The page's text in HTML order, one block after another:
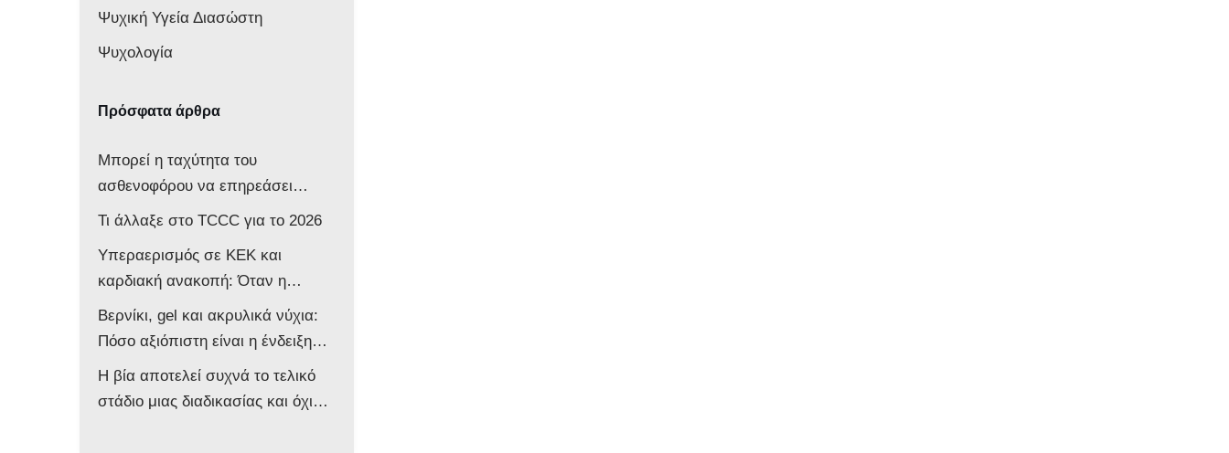
Ψυχική Υγεία Διασώστη
Ψυχολογία
Πρόσφατα άρθρα
Μπορεί η ταχύτητα του
ασθενοφόρου να επηρεάσει
νευρολογικά ένα βρέφος;
Τι άλλαξε στο TCCC για το 2026
Υπεραερισμός σε ΚΕΚ και
καρδιακή ανακοπή: Όταν η
επιθετική αντιμετώπιση βλάπτει
τον ασθενή
Βερνίκι, gel και ακρυλικά νύχια:
Πόσο αξιόπιστη είναι η ένδειξη
του παλμικού οξυμέτρου στο
ασθενοφόρο;
Η βία αποτελεί συχνά το τελικό
στάδιο μιας διαδικασίας και όχι